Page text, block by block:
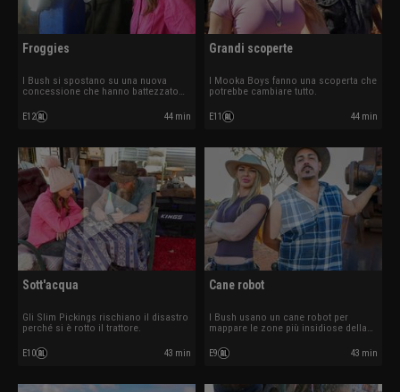
Froggies
I Bush si spostano su una nuova
concessione che hanno battezzato
E12 44 min
Grandi scoperte
I Mooka Boys fanno una scoperta che
potrebbe cambiare tutto.
E11 44 min
Sott'acqua
Gli Slim Pickings rischiano il disastro
perché si è rotto il trattore.
E10 43 min
Cane robot
I Bush usano un cane robot per
mappare le zone più insidiose della
E9 43 min